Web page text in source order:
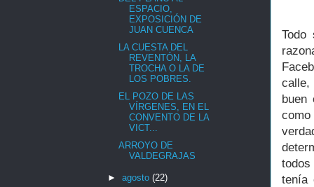
Todo
calle,
buen
todos
tenía
ESPACIO,
EXPOSICIÓN DE
JUAN CUENCA
LA CUESTA DEL
REVENTÓN, LA
TROCHA O LA DE
LOS POBRES.
EL POZO DE LAS
VÍRGENES, EN EL
CONVENTO DE LA
VICT...
ARROYO DE
VALDEGRAJAS
► agosto (22)